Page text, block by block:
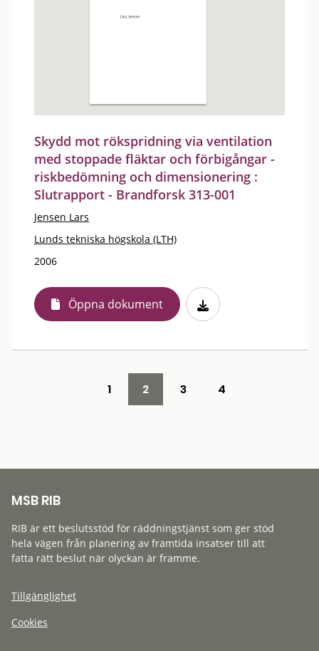
Skydd mot rökspridning via ventilation
med stoppade fläktar och förbigångar -
riskbedömning och dimensionering :
Slutrapport - Brandforsk 313-001
Jensen Lars
Lunds tekniska högskola (LTH)
2006
Öppna dokument
1 2 3 4
MSB RIB
RIB är ett beslutsstöd för räddningstjänst som ger stöd
hela vägen från planering av framtida insatser till att
fatta rätt beslut när olyckan är framme.
Tillgänglighet
Cookies